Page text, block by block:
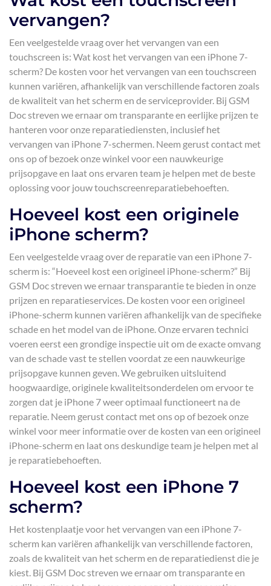
vervangen?
Een veelgestelde vraag over het vervangen van een
touchscreen is: Wat kost het vervangen van een iPhone 7-
scherm? De kosten voor het vervangen van een touchscreen
kunnen variëren, afhankelijk van verschillende factoren zoals
de kwaliteit van het scherm en de serviceprovider. Bij GSM
Doc streven we ernaar om transparante en eerlijke prijzen te
hanteren voor onze reparatiediensten, inclusief het
vervangen van iPhone 7-schermen. Neem gerust contact met
ons op of bezoek onze winkel voor een nauwkeurige
prijsopgave en laat ons ervaren team je helpen met de beste
oplossing voor jouw touchscreenreparatiebehoeften.
Hoeveel kost een originele
iPhone scherm?
Een veelgestelde vraag over de reparatie van een iPhone 7-
scherm is: “Hoeveel kost een origineel iPhone-scherm?” Bij
GSM Doc streven we ernaar transparantie te bieden in onze
prijzen en reparatieservices. De kosten voor een origineel
iPhone-scherm kunnen variëren afhankelijk van de specifieke
schade en het model van de iPhone. Onze ervaren technici
voeren eerst een grondige inspectie uit om de exacte omvang
van de schade vast te stellen voordat ze een nauwkeurige
prijsopgave kunnen geven. We gebruiken uitsluitend
hoogwaardige, originele kwaliteitsonderdelen om ervoor te
zorgen dat je iPhone 7 weer optimaal functioneert na de
reparatie. Neem gerust contact met ons op of bezoek onze
winkel voor meer informatie over de kosten van een origineel
iPhone-scherm en laat ons deskundige team je helpen met al
je reparatiebehoeften.
Hoeveel kost een iPhone 7
scherm?
Het kostenplaatje voor het vervangen van een iPhone 7-
scherm kan variëren afhankelijk van verschillende factoren,
zoals de kwaliteit van het scherm en de reparatiedienst die je
kiest. Bij GSM Doc streven we ernaar om transparante en